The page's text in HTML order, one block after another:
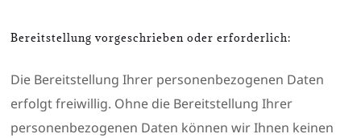
Bereitstellung vorgeschrieben oder erforderlich:
Die Bereitstellung Ihrer personenbezogenen Daten
erfolgt freiwillig. Ohne die Bereitstellung Ihrer
personenbezogenen Daten können wir Ihnen keinen